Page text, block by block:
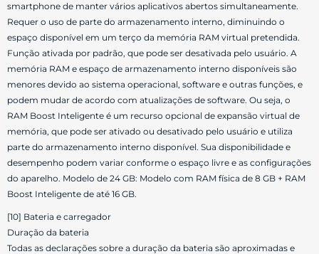
smartphone de manter vários aplicativos abertos simultaneamente.
Requer o uso de parte do armazenamento interno, diminuindo o
espaço disponível em um terço da memória RAM virtual pretendida.
Função ativada por padrão, que pode ser desativada pelo usuário. A
memória RAM e espaço de armazenamento interno disponíveis são
menores devido ao sistema operacional, software e outras funções, e
podem mudar de acordo com atualizações de software. Ou seja, o
RAM Boost Inteligente é um recurso opcional de expansão virtual de
memória, que pode ser ativado ou desativado pelo usuário e utiliza
parte do armazenamento interno disponível. Sua disponibilidade e
desempenho podem variar conforme o espaço livre e as configurações
do aparelho. Modelo de 24 GB: Modelo com RAM física de 8 GB + RAM
Boost Inteligente de até 16 GB.
[10] Bateria e carregador
Duração da bateria
Todas as declarações sobre a duração da bateria são aproximadas e